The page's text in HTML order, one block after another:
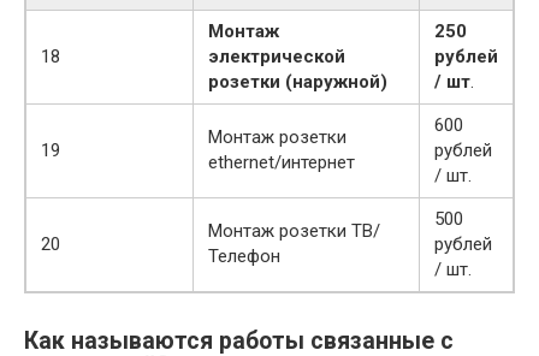
18
Монтаж
электрической
розетки (наружной)
250
рублей
/ шт.
19
Монтаж розетки
ethernet/интернет
600
рублей
/ шт.
20
Монтаж розетки ТВ/
Телефон
500
рублей
/ шт.
Как называются работы связанные с